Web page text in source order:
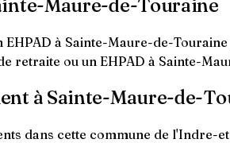
Maure-de-Touraine
à Sainte-Maure-de-
retraite ou un EHPAD à Sainte-
à Sainte-Maure-de-
dans cette commune de l'Indre-